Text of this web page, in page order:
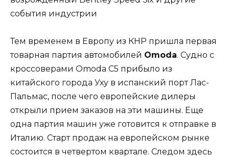
Тем временем в Европу из КНР пришла первая
товарная партия автомобилей Omoda. Судно с
кроссоверами Omoda C5 прибыло из
китайского города Уху в испанский порт Лас-
Пальмас, после чего европейские дилеры
открыли прием заказов на эти машины. Еще
одна партия машин уже готовится к отправке в
Италию. Старт продаж на европейском рынке
состоится в четвертом квартале. Следом здесь